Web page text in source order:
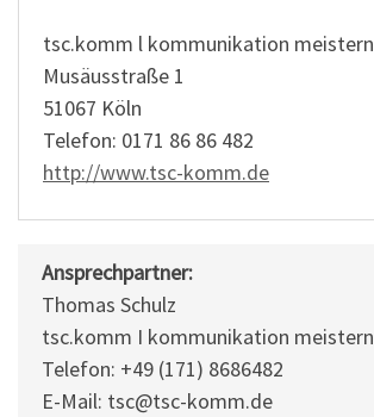
tsc.komm l kommunikation meistern
Musäusstraße 1
51067 Köln
Telefon: 0171 86 86 482
http://www.tsc-komm.de
Ansprechpartner:
Thomas Schulz
tsc.komm I kommunikation meistern
Telefon: +49 (171) 8686482
E-Mail: tsc@tsc-komm.de